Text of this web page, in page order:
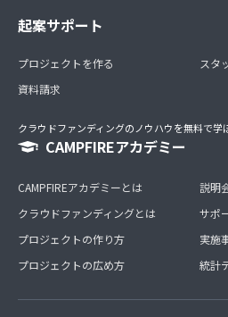
起案サポート
プロジェクトを作る
資料請求
スタ
クラウドファンディングのノウハウを無料で学
CAMPFIREアカデミー
CAMPFIREアカデミーとは
クラウドファンディングとは
プロジェクトの作り方
プロジェクトの広め方
説明
サポ
実施
統計